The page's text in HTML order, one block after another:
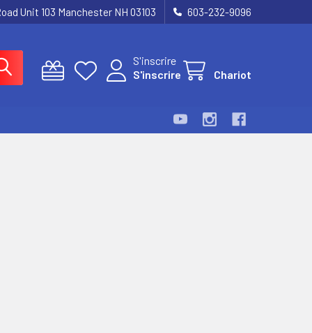
Unit 103 Manchester NH 03103 603-232-9096
S'inscrire
S'inscrire
Chariot